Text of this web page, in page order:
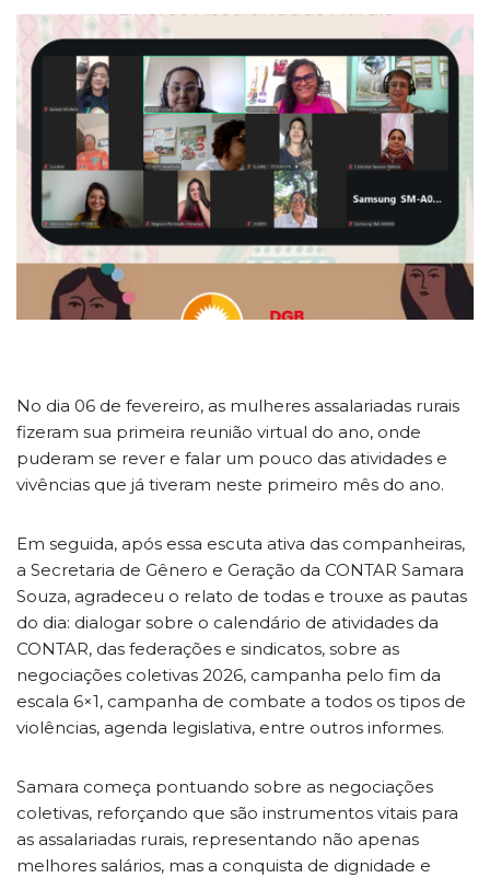
No dia 06 de fevereiro, as mulheres assalariadas rurais
fizeram sua primeira reunião virtual do ano, onde
puderam se rever e falar um pouco das atividades e
vivências que já tiveram neste primeiro mês do ano.
Em seguida, após essa escuta ativa das companheiras,
a Secretaria de Gênero e Geração da CONTAR Samara
Souza, agradeceu o relato de todas e trouxe as pautas
do dia: dialogar sobre o calendário de atividades da
CONTAR, das federações e sindicatos, sobre as
negociações coletivas 2026, campanha pelo fim da
escala 6×1, campanha de combate a todos os tipos de
violências, agenda legislativa, entre outros informes.
Samara começa pontuando sobre as negociações
coletivas, reforçando que são instrumentos vitais para
as assalariadas rurais, representando não apenas
melhores salários, mas a conquista de dignidade e